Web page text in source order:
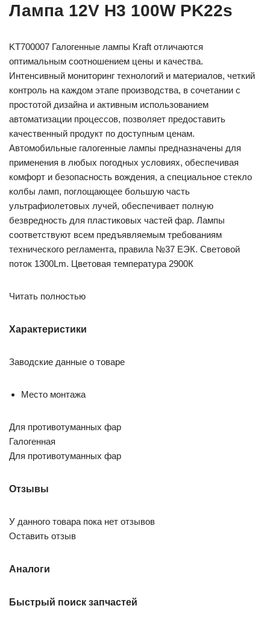
Лампа 12V H3 100W PK22s
KT700007 Галогенные лампы Kraft отличаются
оптимальным соотношением цены и качества.
Интенсивный мониторинг технологий и материалов, четкий
контроль на каждом этапе производства, в сочетании с
простотой дизайна и активным использованием
автоматизации процессов, позволяет предоставить
качественный продукт по доступным ценам.
Автомобильные галогенные лампы предназначены для
применения в любых погодных условиях, обеспечивая
комфорт и безопасность вождения, а специальное стекло
колбы ламп, поглощающее большую часть
ультрафиолетовых лучей, обеспечивает полную
безвредность для пластиковых частей фар. Лампы
соответствуют всем предъявляемым требованиям
технического регламента, правила №37 ЕЭК. Световой
поток 1300Lm. Цветовая температура 2900К
Читать полностью
Характеристики
Заводские данные о товаре
Место монтажа
Для противотуманных фар
Галогенная
Для противотуманных фар
Отзывы
У данного товара пока нет отзывов
Оставить отзыв
Аналоги
Быстрый поиск запчастей